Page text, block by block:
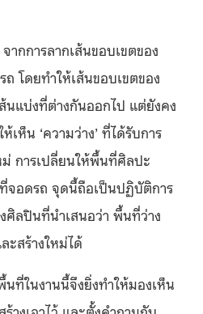
กการลากเส้นขอบเขตของ
โดยทำให้เส้นขอบเขตของ
แบ่งที่ต่างกันออกไป แต่ยังคง
เห็น ‘ความว่าง’ ที่ได้รับการ
การเปลี่ยนให้พื้นที่ศิลปะ
จอดรถ จุดนี้ถือเป็นปฏิบัติการ
ศิลปินที่นำเสนอว่า พื้นที่ว่าง
ะสร้างใหม่ได้
นที่ในงานนี้จึงยิ่งทำให้มองเห็น